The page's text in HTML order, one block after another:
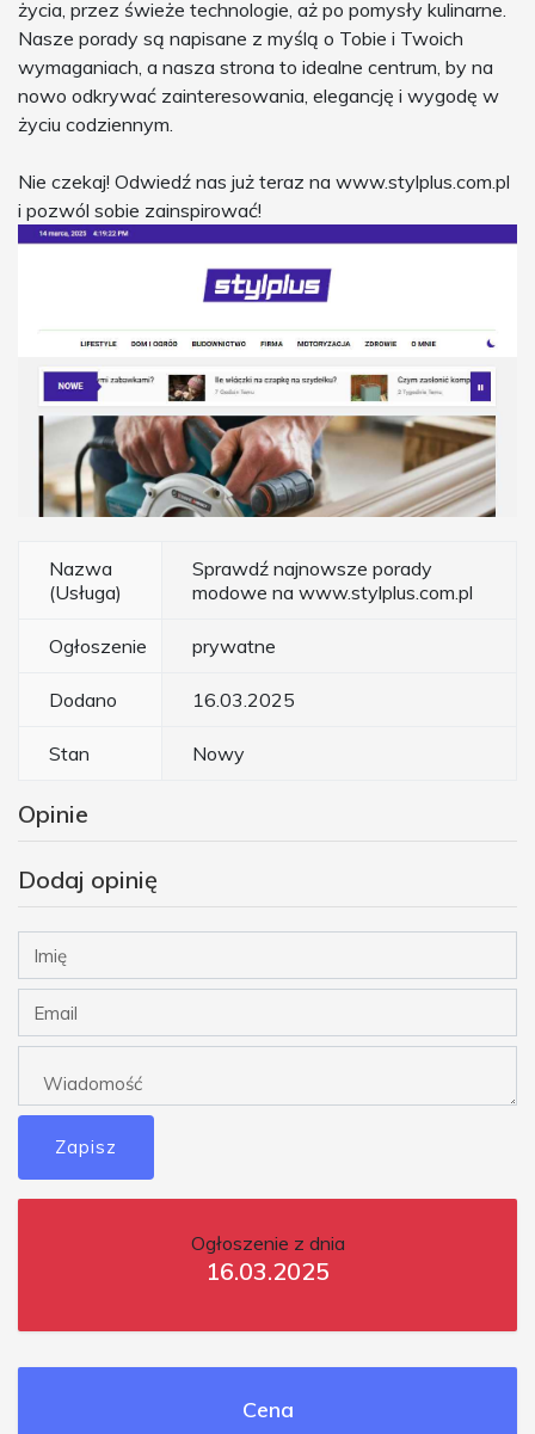
życia, przez świeże technologie, aż po pomysły kulinarne.
Nasze porady są napisane z myślą o Tobie i Twoich
wymaganiach, a nasza strona to idealne centrum, by na
nowo odkrywać zainteresowania, elegancję i wygodę w
życiu codziennym.
Nie czekaj! Odwiedź nas już teraz na www.stylplus.com.pl
i pozwól sobie zainspirować!
Nazwa
(Usługa)
Sprawdź najnowsze porady
modowe na www.stylplus.com.pl
Ogłoszenie prywatne
Dodano 16.03.2025
Stan Nowy
Opinie
Dodaj opinię
Zapisz
Ogłoszenie z dnia
16.03.2025
Cena